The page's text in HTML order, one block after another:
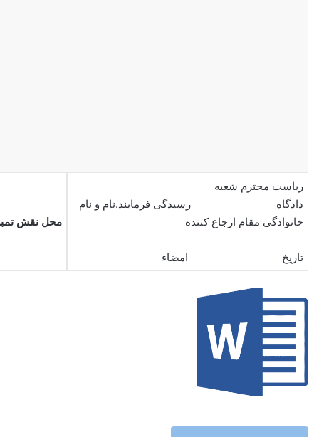
ریاست محترم شعبه
دادگاه رسیدگی فرمایند.نام و نام
خانوادگی مقام ارجاع کننده
تاریخ امضاء
محل نقش